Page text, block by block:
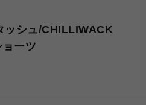
ッシュ/CHILLIWACK
ーツ